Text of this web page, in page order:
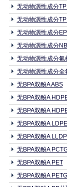
无动物源性成分
无动物源性成分
无动物源性成分
无动物源性成分
无动物源性成分氟
无动物源性成分全
无BPA双酚A ABS
无BPA双酚A
无BPA双酚A
无BPA双酚A LDPE
无BPA双酚A
无BPA双酚A
无BPA双酚A PET
无BPA双酚A PETG